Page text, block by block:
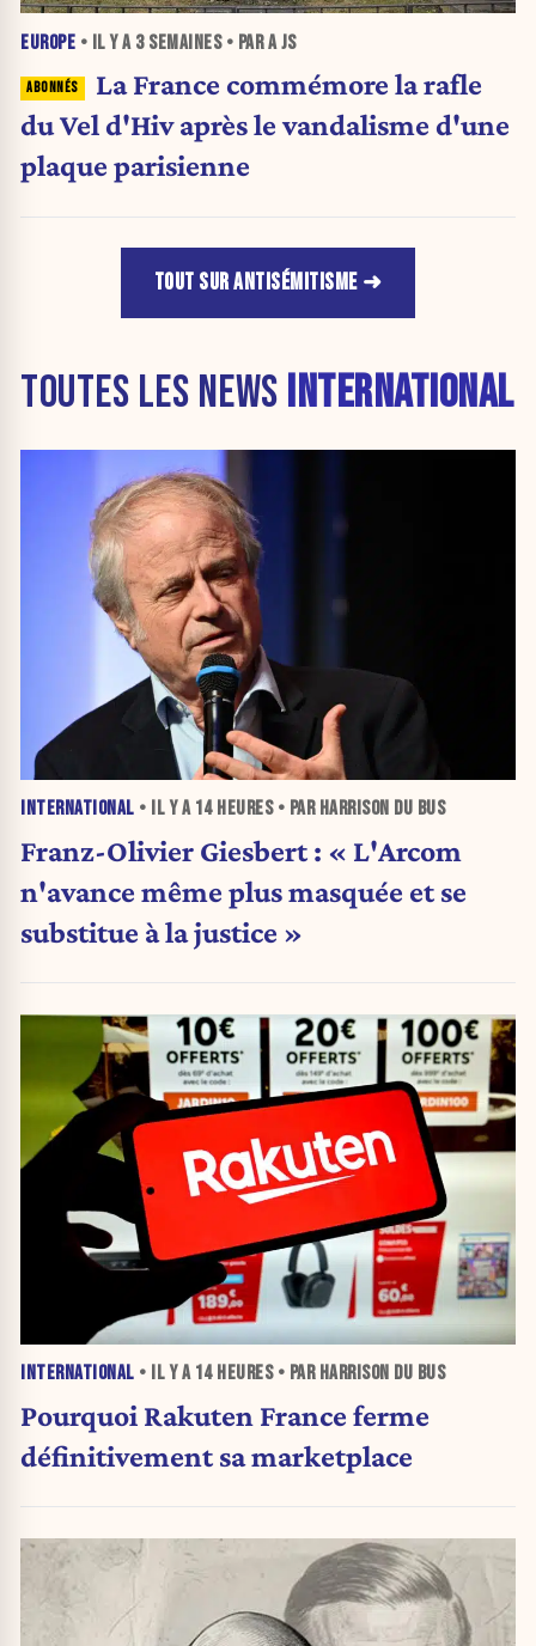
EUROPE • IL Y A 3 SEMAINES• PAR A JS
La France commémore la rafle
du Vel d'Hiv après le vandalisme d'une
plaque parisienne
TOUT SUR ANTISÉMITISME
TOUTES LES NEWS INTERNATIONAL
INTERNATIONAL • IL Y A 14 HEURES• PAR HARRISON DU BUS
Franz-Olivier Giesbert : « L'Arcom
n'avance même plus masquée et se
substitue à la justice »
INTERNATIONAL • IL Y A 14 HEURES• PAR HARRISON DU BUS
Pourquoi Rakuten France ferme
définitivement sa marketplace